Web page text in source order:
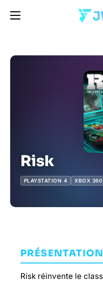
Risk
PLAYSTATION 4 XBOX 360
PRÉSENTATION
Risk réinvente le